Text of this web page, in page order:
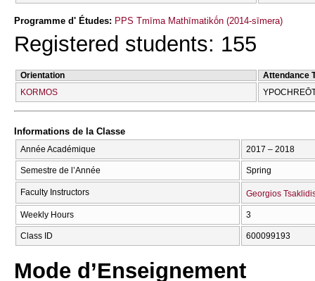
Programme d' Études: PPS Tmīma Mathīmatikṓn (2014-sīmera)
Registered students: 155
Orientation
Attendance
KORMOS
Informations de la Classe
Année Académique 2017 – 2018
Semestre de l’Année Spring
Faculty Instructors Georgios
Weekly Hours 3
Class ID 600099193
Mode d’Enseignement